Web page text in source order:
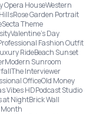
Opera HouseWestern
Rose Garden Portrait
Secta Theme
Valentine's Day
Fashion Outfit
RideBeach Sunset
Modern Sunroom
The Interviewer
OfficeOld Money
Vibes HDPodcast Studio
at NightBrick Wall
Month